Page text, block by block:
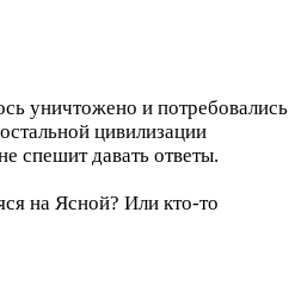
уничтожено и потребовались
цивилизации
спешит давать ответы.
на Ясной? Или кто-то